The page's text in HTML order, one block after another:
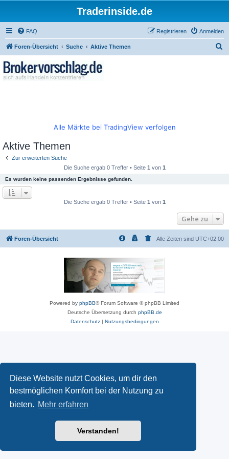
Diese Website nutzt Cookies, um dir den
bestmöglichen Komfort bei der Nutzung zu
bieten. Mehr erfahren
Verstanden!
Traderinside.de
FAQ Anmelden
Registrieren
Foren-Übersicht Suche Aktive Themen
Alle Märkte bei TradingView verfolgen
Aktive Themen
Zur erweiterten Suche
Die Suche ergab 0 Treffer • Seite 1 von 1
Es wurden keine passenden Ergebnisse gefunden.
Die Suche ergab 0 Treffer • Seite 1 von 1
Gehe zu
Foren-Übersicht Alle Zeiten sind UTC+02:00
Powered by phpBB® Forum Software © phpBB Limited
Deutsche Übersetzung durch phpBB.de
Datenschutz| Nutzungsbedingungen